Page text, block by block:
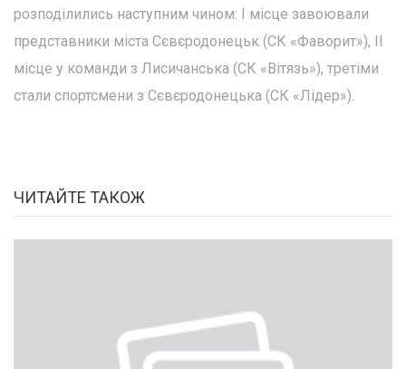
розподілились наступним чином: І місце завоювали
представники міста Сєвєродонецьк (СК «Фаворит»), ІІ
місце у команди з Лисичанська (СК «Вітязь»), третіми
стали спортсмени з Сєвєродонецька (СК «Лідер»).
ЧИТАЙТЕ ТАКОЖ